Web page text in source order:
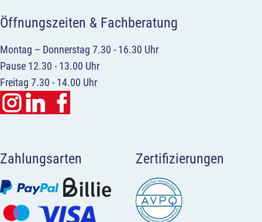
Öffnungszeiten & Fachberatung
Montag – Donnerstag 7.30 - 16.30 Uhr
Pause 12.30 - 13.00 Uhr
Freitag 7.30 - 14.00 Uhr
Zahlungsarten Zertifizierungen